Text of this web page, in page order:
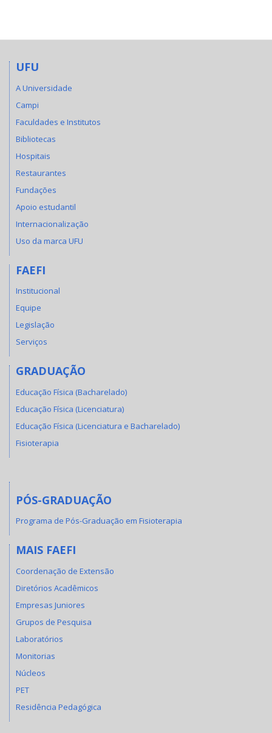
UFU
A Universidade
Campi
Faculdades e Institutos
Bibliotecas
Hospitais
Restaurantes
Fundações
Apoio estudantil
Internacionalização
Uso da marca UFU
FAEFI
Institucional
Equipe
Legislação
Serviços
GRADUAÇÃO
Educação Física (Bacharelado)
Educação Física (Licenciatura)
Educação Física (Licenciatura e Bacharelado)
Fisioterapia
PÓS-GRADUAÇÃO
Programa de Pós-Graduação em Fisioterapia
MAIS FAEFI
Coordenação de Extensão
Diretórios Acadêmicos
Empresas Juniores
Grupos de Pesquisa
Laboratórios
Monitorias
Núcleos
PET
Residência Pedagógica